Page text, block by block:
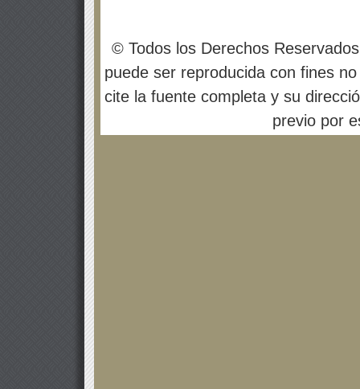
© Todos los Derechos
puede ser reproducida con fines
cite la fuente completa y su
previo por